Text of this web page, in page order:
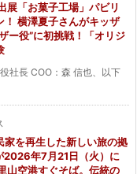
展「お菓子工場」パビリ
横澤夏子さんがキッザ
ー役”に初挑戦！「オリジ
社長 COO：森 信也、以下
家を再生した新しい旅の拠
2026年7月21日（火）に
山空港すぐそば。伝統の